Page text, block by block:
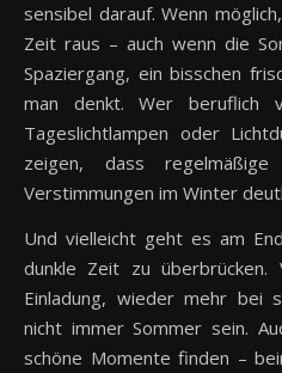
sensibel darauf. Wenn
Zeit raus – auch wenn die
Spaziergang, ein bisschen
man denkt. Wer beruflich
Tageslichtlampen oder
zeigen, dass regelmäßige
Verstimmungen im Winter
Und vielleicht geht es am
dunkle Zeit zu
Einladung, wieder mehr bei
nicht immer Sommer sein.
schöne Momente finden –